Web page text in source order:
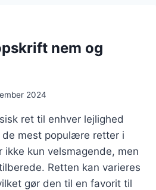
nem og
2024
ret til enhver lejlighed
de mest populære retter i
ikke kun velsmagende, men
Retten kan varieres
gør den til en favorit til